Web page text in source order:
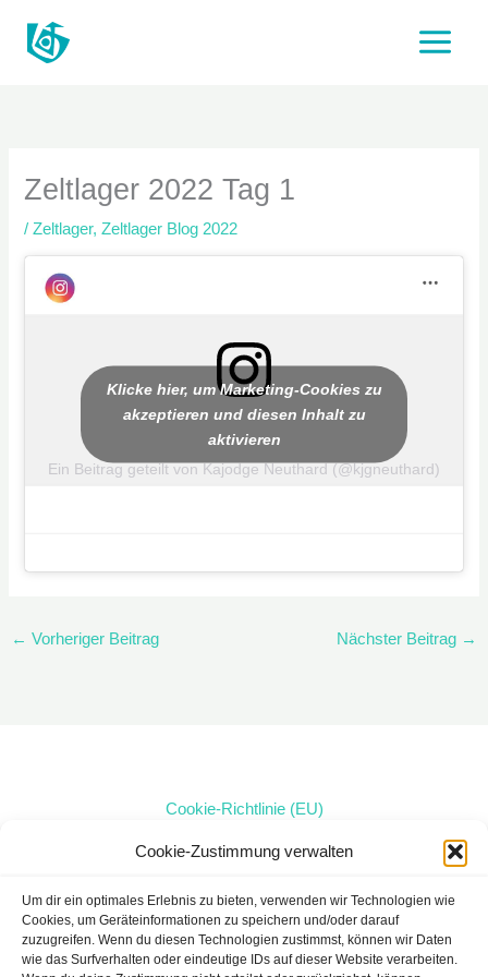
Cookie-Zustimmung verwalten
Um dir ein optimales Erlebnis zu bieten, verwenden wir Technologien wie
Cookies, um Geräteinformationen zu speichern und/oder darauf
zuzugreifen. Wenn du diesen Technologien zustimmst, können wir Daten
wie das Surfverhalten oder eindeutige IDs auf dieser Website verarbeiten.
Inhalt
Zeltlager 2022 Tag 1
/Zeltlager,Zeltlager Blog 2022
Ein Beitrag geteilt von Kajodge Neuthard (@kjgneuthard)
Klicke hier, um Marketing-Cookies zu
akzeptieren und diesen Inhalt zu
aktivieren
← Vorheriger Beitrag Nächster Beitrag →
Cookie-Richtlinie (EU)
Kontakt
Login